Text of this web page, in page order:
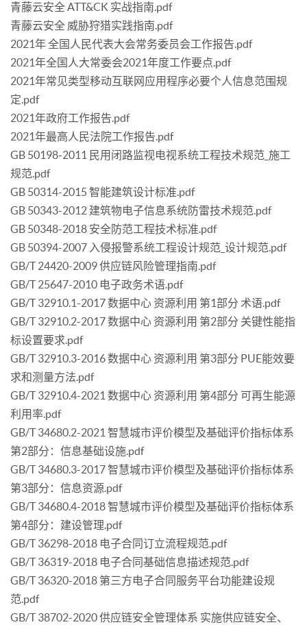
青藤云安全 ATT&CK 实战指南.pdf
青藤云安全 威胁狩猎实践指南.pdf
2021年 全国人民代表大会常务委员会工作报告.pdf
2021年全国人大常委会2021年度工作要点.pdf
2021年常见类型移动互联网应用程序必要个人信息范围规
定.pdf
2021年政府工作报告.pdf
2021年最高人民法院工作报告.pdf
GB 50198-2011 民用闭路监视电视系统工程技术规范_施工
规范.pdf
GB 50314-2015 智能建筑设计标准.pdf
GB 50343-2012 建筑物电子信息系统防雷技术规范.pdf
GB 50348-2018 安全防范工程技术标准.pdf
GB 50394-2007 入侵报警系统工程设计规范_设计规范.pdf
GB/T 24420-2009 供应链风险管理指南.pdf
GB/T 25647-2010 电子政务术语.pdf
GB/T 32910.1-2017 数据中心 资源利用 第1部分 术语.pdf
GB/T 32910.2-2017 数据中心 资源利用 第2部分 关键性能指
标设置要求.pdf
GB/T 32910.3-2016 数据中心 资源利用 第3部分 PUE能效要
求和测量方法.pdf
GB/T 32910.4-2021 数据中心 资源利用 第4部分 可再生能源
利用率.pdf
GB/T 34680.2-2021 智慧城市评价模型及基础评价指标体系
第2部分：信息基础设施.pdf
GB/T 34680.3-2017 智慧城市评价模型及基础评价指标体系
第3部分：信息资源.pdf
GB/T 34680.4-2018 智慧城市评价模型及基础评价指标体系
第4部分：建设管理.pdf
GB/T 36298-2018 电子合同订立流程规范.pdf
GB/T 36319-2018 电子合同基础信息描述规范.pdf
GB/T 36320-2018 第三方电子合同服务平台功能建设规
范.pdf
GB/T 38702-2020 供应链安全管理体系 实施供应链安全、